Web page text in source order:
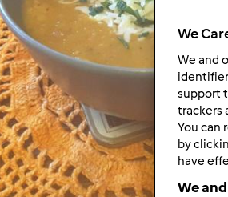
We
We and
support
trackers
You can
by
have
We